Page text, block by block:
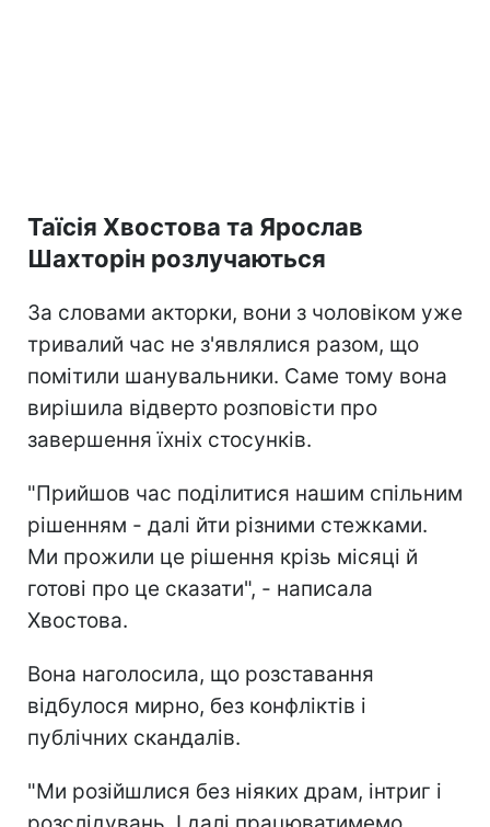
Таїсія Хвостова та Ярослав
Шахторін розлучаються
За словами акторки, вони з чоловіком уже
тривалий час не з'являлися разом, що
помітили шанувальники. Саме тому вона
вирішила відверто розповісти про
завершення їхніх стосунків.
"Прийшов час поділитися нашим спільним
рішенням - далі йти різними стежками.
Ми прожили це рішення крізь місяці й
готові про це сказати", - написала
Хвостова.
Вона наголосила, що розставання
відбулося мирно, без конфліктів і
публічних скандалів.
"Ми розійшлися без ніяких драм, інтриг і